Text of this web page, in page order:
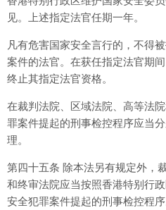
见。上述指定法官任期一年。
凡有危害国家安全言行的，不得
案件的法官。在获任指定法官期
终止其指定法官资格。
在裁判法院、区域法院、高等法
罪案件提起的刑事检控程序应当
理。
第四十五条 除本法另有规定外，
和终审法院应当按照香港特别行
安全犯罪案件提起的刑事检控程序